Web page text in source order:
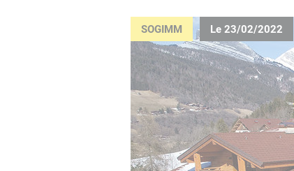
SOGIMM Le 23/02/2022